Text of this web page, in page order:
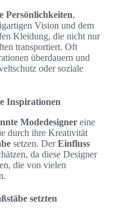
Persönlichkeiten,
Vision und dem
Kleidung, die nicht nur
transportiert. Oft
überdauern und
oder soziale
Inspirationen
Modedesigner eine
durch ihre Kreativität
setzen. DerEinfluss
da diese Designer
die von vielen
setzten